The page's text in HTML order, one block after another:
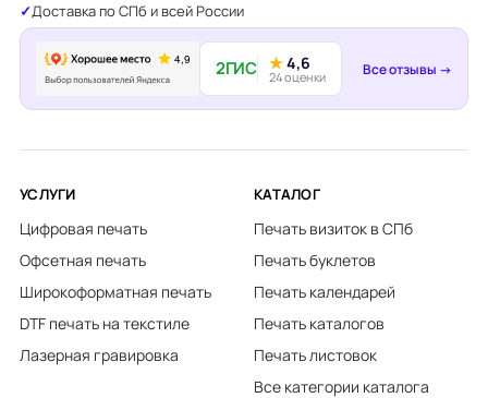
Доставка по СПб и всей России
2ГИС ★4,6
24 оценки Все отзывы →
УСЛУГИ
Цифровая печать
Офсетная печать
Широкоформатная печать
DTF печать на текстиле
Лазерная гравировка
КАТАЛОГ
Печать визиток в СПб
Печать буклетов
Печать календарей
Печать каталогов
Печать листовок
Все категории каталога